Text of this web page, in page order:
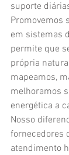
suporte
Promovemos
em sistemas
permite que
própria
mapeamos,
melhoramos
energética a
Nosso
fornecedores
atendimento